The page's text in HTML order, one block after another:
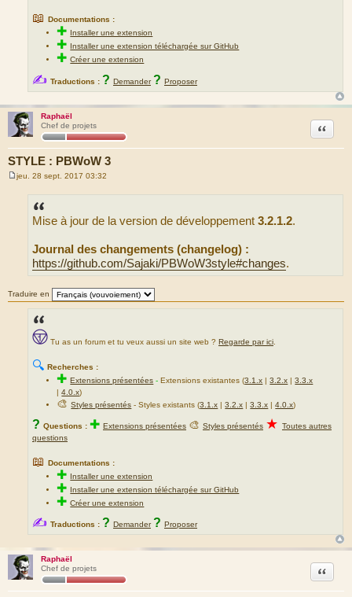
📖 Documentations :
✚ Installer une extension
✚ Installer une extension téléchargée sur GitHub
✚Créer une extension
✍ Traductions : ? Demander ? Proposer
Raphaël
Chef de projets
STYLE : PBWoW 3
Citation
M
jeu. 28 sept. 2017 03:32
Mise à jour de la version de développement 3.2.1.2.
Journal des changements (changelog) :
https://github.com/Sajaki/PBWoW3style#changes.
Traduire en
Tu as un forum et tu veux aussi un site web ? Regarde par ici
🔍 Recherches :
✚Extensions présentées -Extensions existantes (3.1.x |3.2.x |3.3.x
|4.0.x)
🎨Styles présentés - Styles existants (3.1.x |3.2.x |3.3.x |4.0.x)
? Questions : ✚ Extensions présentées 🎨 Styles présentés ★ Toutes autres
questions
📖 Documentations :
✚ Installer une extension
✚ Installer une extension téléchargée sur GitHub
✚Créer une extension
✍ Traductions : ? Demander ? Proposer
Raphaël
Chef de projets
Citation